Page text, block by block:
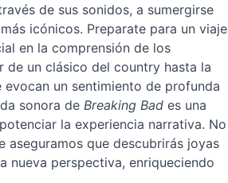
de sus sonidos, a sumergirse
icónicos. Preparate para un viaje
en la comprensión de los
de un clásico del country hasta la
un sentimiento de profunda
sonora de Breaking Bad es una
la experiencia narrativa. No
que descubrirás joyas
nueva perspectiva, enriqueciendo